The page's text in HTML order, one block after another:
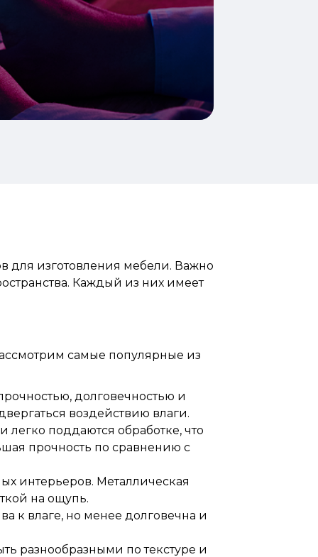
для изготовления мебели. Важно
Каждый из них имеет
самые популярные из
долговечностью и
воздействию влаги.
поддаются обработке, что
прочность по сравнению с
интерьеров. Металлическая
на ощупь.
к влаге, но менее долговечна и
разнообразными по текстуре и